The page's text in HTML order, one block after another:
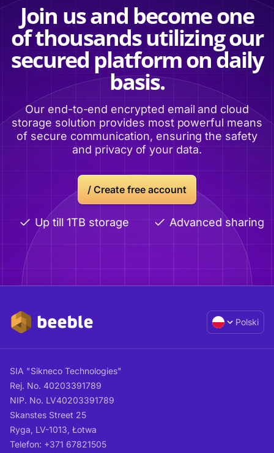
Join us and become one
of thousands utilizing our
secured platform on daily
basis.
Our end-to-end encrypted email and cloud
storage solution provides most powerful means
of secure communication, ensuring the safety
and privacy of your data.
/ Create free account
Up till 1TB storage Advanced sharing
Polski
SIA "Sikneco Technologies"
Rej. No. 40203391789
NIP. No. LV40203391789
Skanstes Street 25
Ryga, LV-1013, Łotwa
Telefon: +371 67821505